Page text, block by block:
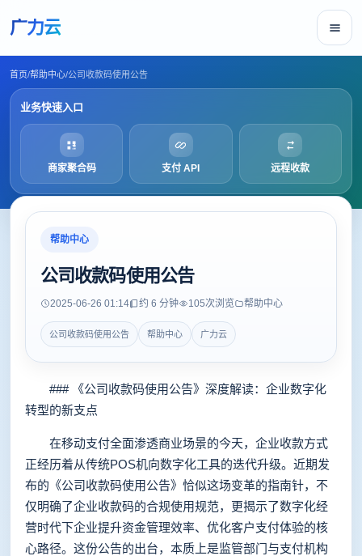
广力云
首页/帮助中心/公司收款码使用公告
业务快速入口
商家聚合码 支付 API 远程收款
帮助中心
公司收款码使用公告
2025-06-26 01:14 约 6 分钟 105次浏览 帮助中心
公司收款码使用公告 帮助中心 广力云
### 《公司收款码使用公告》深度解读：企业数字化
转型的新支点
在移动支付全面渗透商业场景的今天，企业收款方式
正经历着从传统POS机向数字化工具的迭代升级。近期发
布的《公司收款码使用公告》恰似这场变革的指南针，不
仅明确了企业收款码的合规使用规范，更揭示了数字化经
营时代下企业提升资金管理效率、优化客户支付体验的核
心路径。这份公告的出台，本质上是监管部门与支付机构